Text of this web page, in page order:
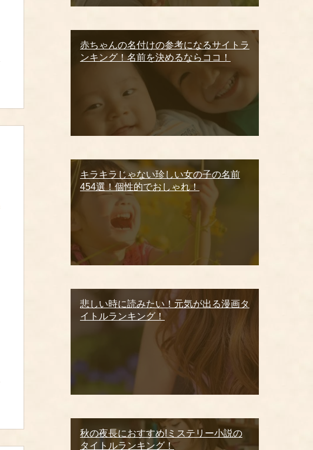
赤ちゃんの名付けの参考になるサイトラ
ンキング！名前を決めるならココ！
キラキラじゃない珍しい女の子の名前
454選！個性的でおしゃれ！
悲しい時に読みたい！元気が出る漫画タ
イトルランキング！
秋の夜長におすすめ!ミステリー小説の
タイトルランキング！